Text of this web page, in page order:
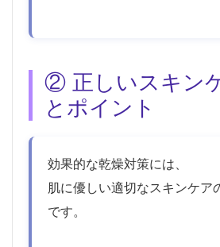
② 正しいスキン
とポイント
効果的な乾燥対策には、
肌に優しい適切なスキンケア
です。